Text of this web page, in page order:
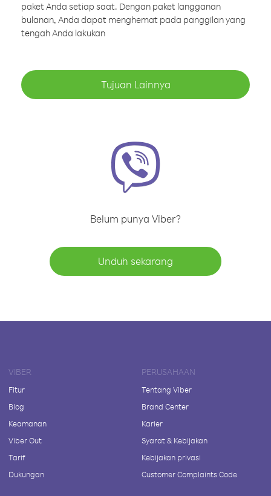
paket Anda setiap saat. Dengan paket langganan
bulanan, Anda dapat menghemat pada panggilan yang
tengah Anda lakukan
Tujuan Lainnya
Belum punya Viber?
Unduh sekarang
VIBER
Fitur
Blog
Keamanan
Viber Out
Tarif
Dukungan
PERUSAHAAN
Tentang Viber
Brand Center
Karier
Syarat & Kebijakan
Kebijakan privasi
Customer Complaints Code